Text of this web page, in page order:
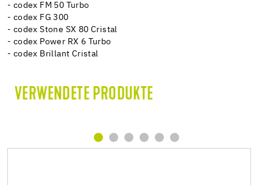
- codex FM 50 Turbo
- codex FG 300
- codex Stone SX 80 Cristal
- codex Power RX 6 Turbo
- codex Brillant Cristal
VERWENDETE PRODUKTE